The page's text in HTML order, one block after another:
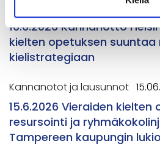
Kannanotot ja lausunnot
16.6.2026 Kannanotto
kielten opetuksen
kielistrategiaan
Kannanotot ja lausunnot
15.6.2026 Vieraiden kielten
resursointi ja
Tampereen kaupungin